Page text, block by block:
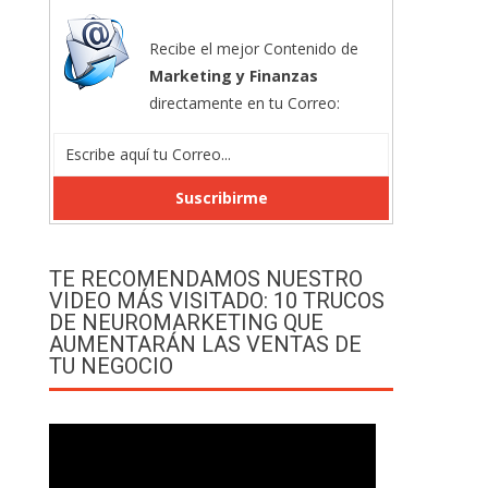
Recibe el mejor Contenido de
Marketing y Finanzas
directamente en tu Correo:
TE RECOMENDAMOS NUESTRO
VIDEO MÁS VISITADO: 10 TRUCOS
DE NEUROMARKETING QUE
AUMENTARÁN LAS VENTAS DE
TU NEGOCIO